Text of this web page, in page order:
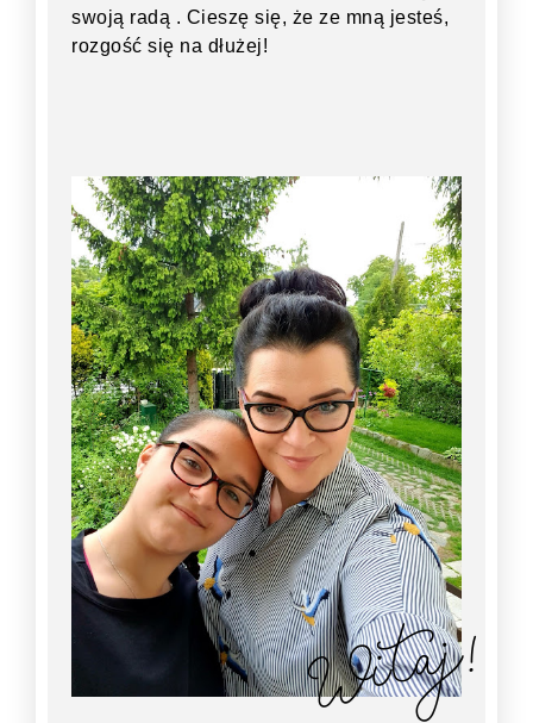
swoją radą . Cieszę się, że ze mną jesteś,
rozgość się na dłużej!
Witaj!